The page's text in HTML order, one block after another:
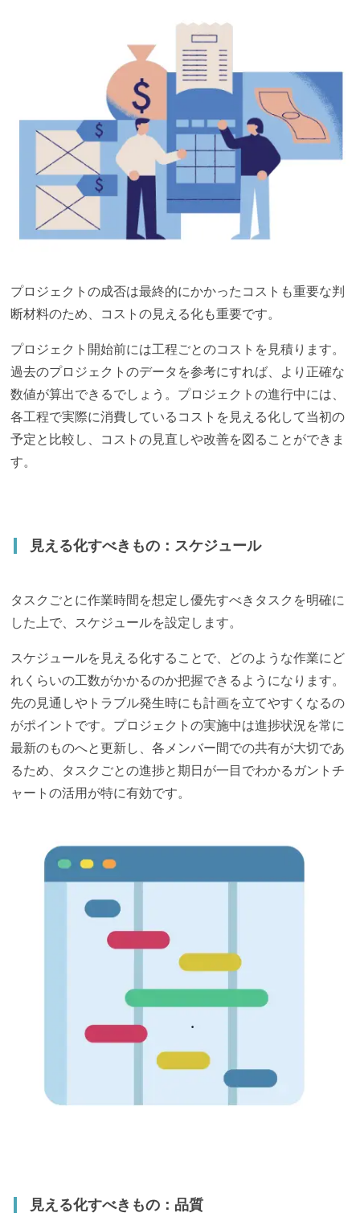
プロジェクトの成否は最終的にかかったコストも重要な判
断材料のため、コストの見える化も重要です。
プロジェクト開始前には工程ごとのコストを見積ります。
過去のプロジェクトのデータを参考にすれば、より正確な
数値が算出できるでしょう。プロジェクトの進行中には、
各工程で実際に消費しているコストを見える化して当初の
予定と比較し、コストの見直しや改善を図ることができま
す。
見える化すべきもの：スケジュール
タスクごとに作業時間を想定し優先すべきタスクを明確に
した上で、スケジュールを設定します。
スケジュールを見える化することで、どのような作業にど
れくらいの工数がかかるのか把握できるようになります。
先の見通しやトラブル発生時にも計画を立てやすくなるの
がポイントです。プロジェクトの実施中は進捗状況を常に
最新のものへと更新し、各メンバー間での共有が大切であ
るため、タスクごとの進捗と期日が一目でわかるガントチ
ャートの活用が特に有効です。
見える化すべきもの：品質